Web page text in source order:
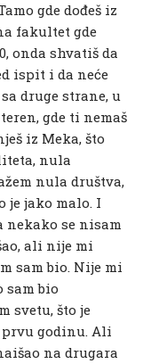
gde dođeš iz
fakultet gde
onda shvatiš da
ispit i da neće
druge strane, u
gde ti nemaš
iz Meka, što
nula
nula društva,
je jako malo. I
nekako se nisam
ali nije mi
sam bio. Nije mi
sam bio
svetu, što je
prvu godinu. Ali
na drugara